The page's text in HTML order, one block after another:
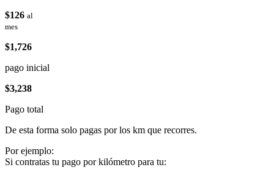
$126 al
mes
$1,726
pago inicial
$3,238
Pago total
De esta forma solo pagas por los km que recorres.
Por ejemplo:
Si contratas tu pago por kilómetro para tu: